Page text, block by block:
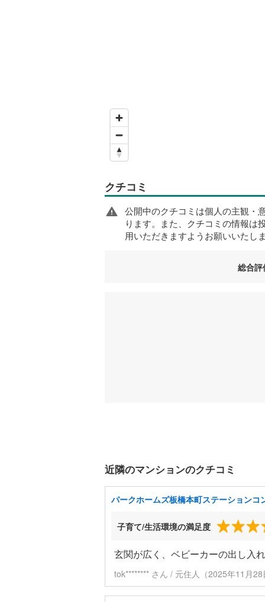
クチコミ
公開中のクチコミは個人の主観・
ります。また、クチコミの情報は
用いただきますようお願いいたし
総合評
近隣のマンションのクチコミ
パークホームズ板橋本町ステーションコ
子育て/生活環境の満足度
玄関が広く、ベビーカーの出し入
tok******** さん / 元住人（2025年11月